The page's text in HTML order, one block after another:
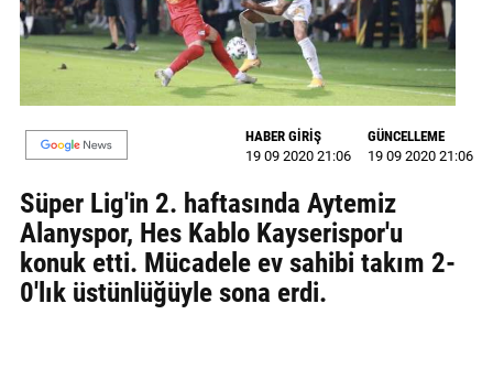
VİDEO
YAZARLAR
BİZE
ULAŞIN
İletişim
Gizlilik
Sözleşmesi
HABER GİRİŞ
19 09 2020 21:06
GÜNCELLEME
19 09 2020 21:06
Süper Lig'in 2. haftasında Aytemiz
Alanyspor, Hes Kablo Kayserispor'u
konuk etti. Mücadele ev sahibi takım 2-
0'lık üstünlüğüyle sona erdi.